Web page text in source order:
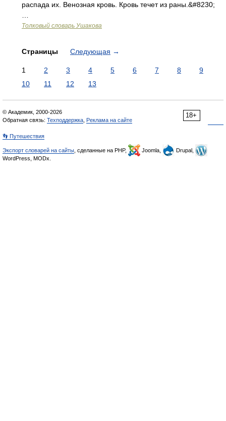
распада их. Венозная кровь. Кровь течет из раны.&#8230;
Толковый словарь Ушакова
Страницы Следующая →
1 2 3 4 5 6 7 8
9
10
11 12 13
18+
© Академик, 2000-2026
Обратная связь: Техподдержка Реклама на сайте
👣 Путешествия
Экспорт словарей на сайты , сделанные на PHP, Joomla,
Drupal,
WordPress, MODx.